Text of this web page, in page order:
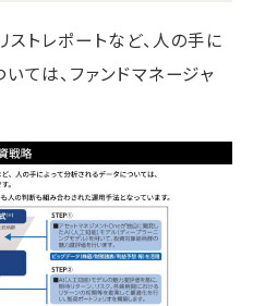
トレポートなど、人の手に
ては、ファンドマネージャ